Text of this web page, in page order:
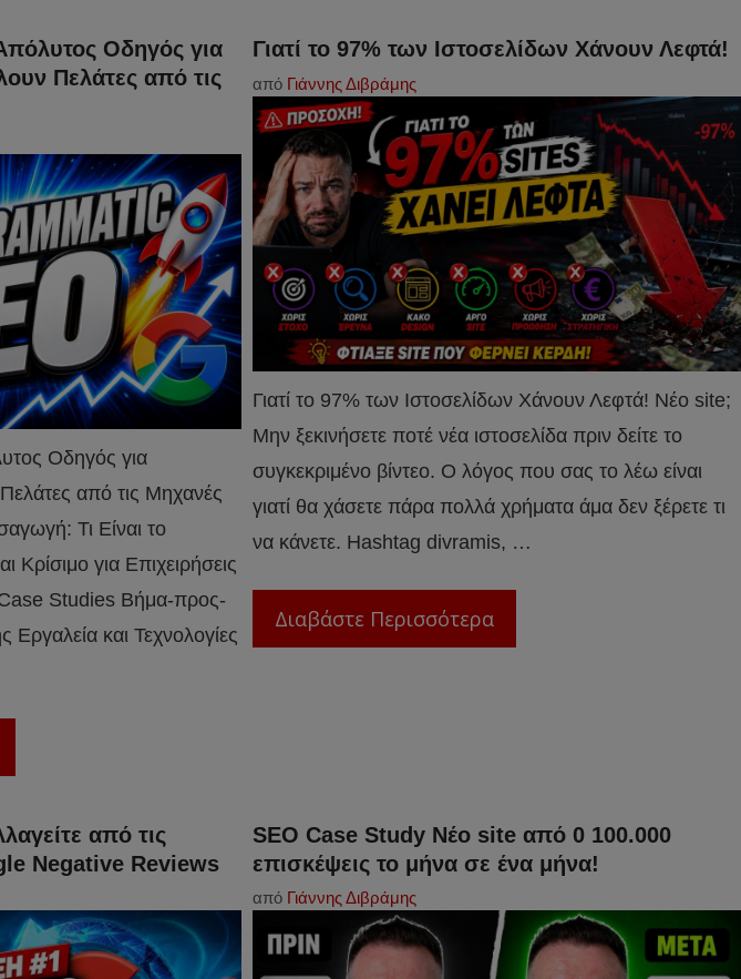
Οδηγός για
Πελάτες από τις
Οδηγός για
από τις Μηχανές
Τι Είναι το
Κρίσιμο για Επιχειρήσεις
Case Studies Βήμα-προς-
και Τεχνολογίες
Γιατί το 97% των Ιστοσελίδων Χάνουν Λεφτά!
από Γιάννης Διβράμης
Γιατί το 97% των Ιστοσελίδων Χάνουν Λεφτά! Νέο site;
Μην ξεκινήσετε ποτέ νέα ιστοσελίδα πριν δείτε το
συγκεκριμένο βίντεο. Ο λόγος που σας το λέω είναι
γιατί θα χάσετε πάρα πολλά χρήματα άμα δεν ξέρετε τι
να κάνετε. Hashtag divramis, …
Διαβάστε Περισσότερα
από τις
Negative Reviews
SEO Case Study Νέο site από 0 100.000
επισκέψεις το μήνα σε ένα μήνα!
από Γιάννης Διβράμης